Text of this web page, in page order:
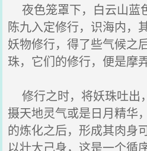
夜色笼罩下，白云山蓝
陈九入定修行，识海内，
妖物修行，得了些气候之
珠，它们的修行，便是摩
修行之时，将妖珠吐出
摄天地灵气或是日月精华
的炼化之后，形成其肉身
以壮大己身，这是一个循